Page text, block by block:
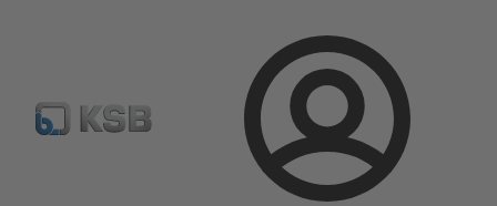
Logg
inn
Produktsøk Retur & reklamasjon Konfigurer